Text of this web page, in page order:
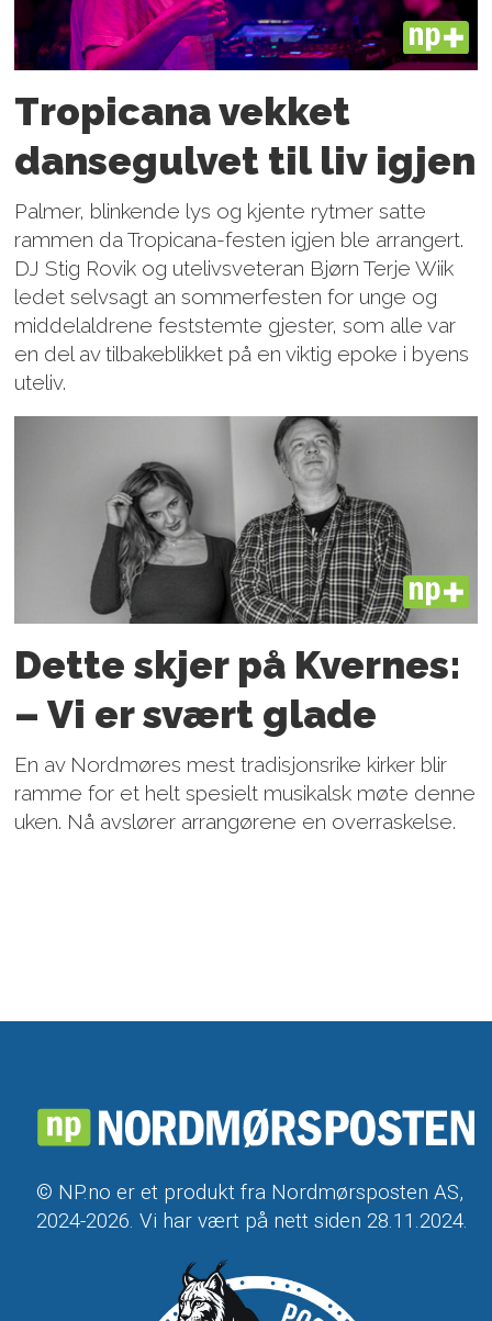
PLUS
Tropicana vekket
dansegulvet til liv igjen
Palmer, blinkende lys og kjente rytmer satte
rammen da Tropicana-festen igjen ble arrangert.
DJ Stig Rovik og utelivsveteran Bjørn Terje Wiik
ledet selvsagt an sommerfesten for unge og
middelaldrene feststemte gjester, som alle var
en del av tilbakeblikket på en viktig epoke i byens
uteliv.
PLUS
Dette skjer på Kvernes:
– Vi er svært glade
En av Nordmøres mest tradisjonsrike kirker blir
ramme for et helt spesielt musikalsk møte denne
uken. Nå avslører arrangørene en overraskelse.
© NP.no er et produkt fra Nordmørsposten AS,
2024-2026. Vi har vært på nett siden 28.11.2024.